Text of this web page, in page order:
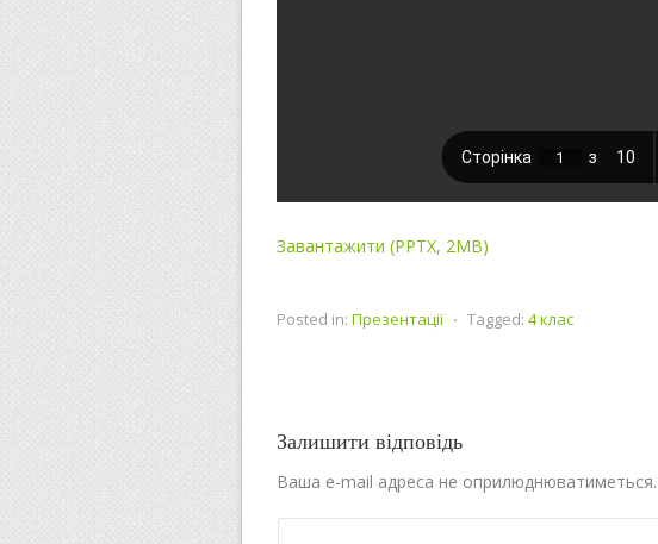
Завантажити (PPTX, 2MB)
Posted in: Презентації ⋅ Tagged: 4 клас
Залишити відповідь
Ваша e-mail адреса не оприлюднюватиметься.